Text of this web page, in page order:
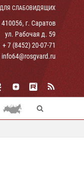
СЛАБОВИДЯЩИХ
410056, г. Саратов
ул. Рабочая д. 59
+ 7 (8452) 20-07-71
info64@rosgvard.ru